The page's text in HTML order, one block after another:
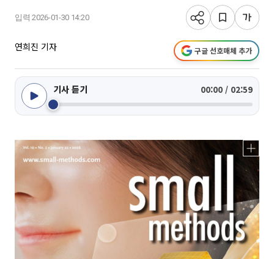
입력 2026-01-30 14:20
연희진 기자 구글 선호매체 추가
기사 듣기 00:00 / 02:59